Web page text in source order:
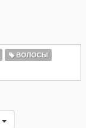
ВОЛОСЫ